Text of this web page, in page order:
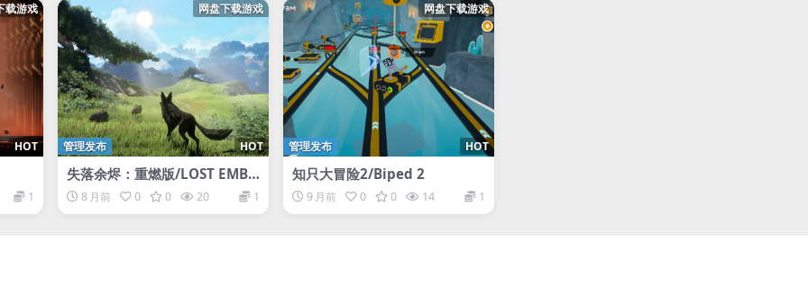
载游戏
HOT
1
网盘下载游戏
HOT
管理发布
失落余烬：重燃版/LOST EMBE
R: Rekindled Edition
8 月前 0 0 20 1
网盘下载游戏
HOT
管理发布
知只大冒险2/Biped 2
9 月前 0 0 14 1